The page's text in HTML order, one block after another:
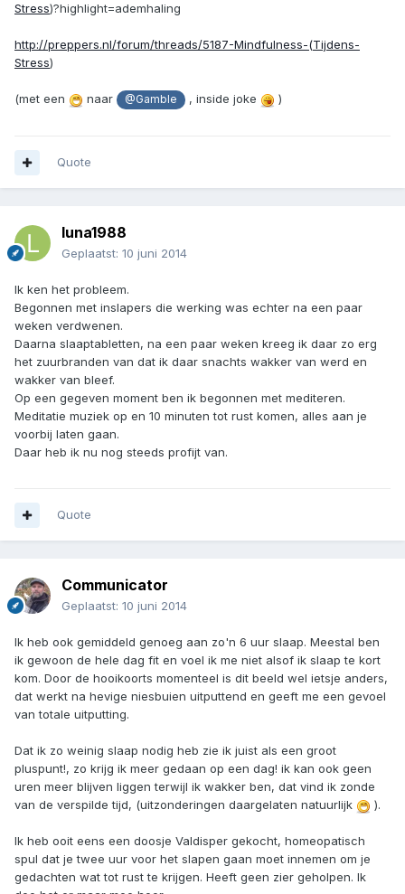
Stress)?highlight=ademhaling
http://preppers.nl/forum/threads/5187-Mindfulness-(Tijdens-
Stress)
(met een naar @Gamble , inside joke )
Quote
luna1988
Geplaatst: 10 juni 2014
Ik ken het probleem.
Begonnen met inslapers die werking was echter na een paar
weken verdwenen.
Daarna slaaptabletten, na een paar weken kreeg ik daar zo erg
het zuurbranden van dat ik daar snachts wakker van werd en
wakker van bleef.
Op een gegeven moment ben ik begonnen met mediteren.
Meditatie muziek op en 10 minuten tot rust komen, alles aan je
voorbij laten gaan.
Daar heb ik nu nog steeds profijt van.
Quote
Communicator
Geplaatst: 10 juni 2014
Ik heb ook gemiddeld genoeg aan zo'n 6 uur slaap. Meestal ben
ik gewoon de hele dag fit en voel ik me niet alsof ik slaap te kort
kom. Door de hooikoorts momenteel is dit beeld wel ietsje anders,
dat werkt na hevige niesbuien uitputtend en geeft me een gevoel
van totale uitputting.
Dat ik zo weinig slaap nodig heb zie ik juist als een groot
pluspunt!, zo krijg ik meer gedaan op een dag! ik kan ook geen
uren meer blijven liggen terwijl ik wakker ben, dat vind ik zonde
van de verspilde tijd, (uitzonderingen daargelaten natuurlijk
).
Ik heb ooit eens een doosje Valdisper gekocht, homeopatisch
spul dat je twee uur voor het slapen gaan moet innemen om je
gedachten wat tot rust te krijgen. Heeft geen zier geholpen. Ik